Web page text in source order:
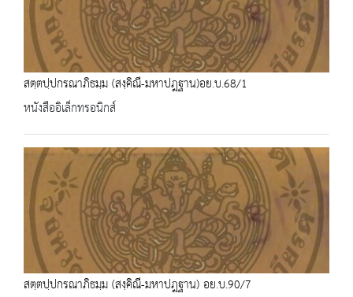
สตฺตปฺปกรณาภิธมฺม (สงฺคิณี-มหาปฎฐาน)อย.บ.68/1
หนังสืออิเล็กทรอนิกส์
สตฺตปฺปกรณาภิธมฺม (สงฺคิณี-มหาปฎฐาน) อย.บ.90/7